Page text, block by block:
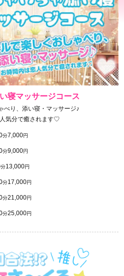
寝マッサージコース
べり、添い寝・マッサージ♪
気分で癒されます♡
分7,000円
分9,000円
分13,000円
分17,000円
分21,000円
分25,000円